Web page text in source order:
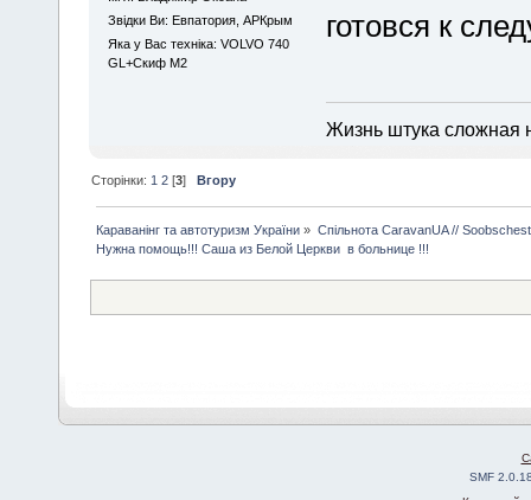
Звідки Ви: Евпатория, АРКрым
Яка у Вас техніка: VOLVO 740
GL+Скиф М2
готовся к
Жизнь штука сложная
Сторінки: 1 2 [3]Вгору
Караванінг та автотуризм України » Спільнота CaravanUA //
Нужна помощь!!! Саша из Белой Церкви  в больнице !!!
SMF